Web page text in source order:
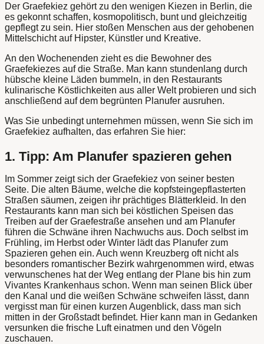
Der Graefekiez gehört zu den wenigen Kiezen in Berlin, die
es gekonnt schaffen, kosmopolitisch, bunt und gleichzeitig
gepflegt zu sein. Hier stoßen Menschen aus der gehobenen
Mittelschicht auf Hipster, Künstler und Kreative.
An den Wochenenden zieht es die Bewohner des
Graefekiezes auf die Straße. Man kann stundenlang durch
hübsche kleine Läden bummeln, in den Restaurants
kulinarische Köstlichkeiten aus aller Welt probieren und sich
anschließend auf dem begrünten Planufer ausruhen.
Was Sie unbedingt unternehmen müssen, wenn Sie sich im
Graefekiez aufhalten, das erfahren Sie hier:
1. Tipp: Am Planufer spazieren gehen
Im Sommer zeigt sich der Graefekiez von seiner besten
Seite. Die alten Bäume, welche die kopfsteingepflasterten
Straßen säumen, zeigen ihr prächtiges Blätterkleid. In den
Restaurants kann man sich bei köstlichen Speisen das
Treiben auf der Graefestraße ansehen und am Planufer
führen die Schwäne ihren Nachwuchs aus. Doch selbst im
Frühling, im Herbst oder Winter lädt das Planufer zum
Spazieren gehen ein. Auch wenn Kreuzberg oft nicht als
besonders romantischer Bezirk wahrgenommen wird, etwas
verwunschenes hat der Weg entlang der Plane bis hin zum
Vivantes Krankenhaus schon. Wenn man seinen Blick über
den Kanal und die weißen Schwäne schweifen lässt, dann
vergisst man für einen kurzen Augenblick, dass man sich
mitten in der Großstadt befindet. Hier kann man in Gedanken
versunken die frische Luft einatmen und den Vögeln
zuschauen.